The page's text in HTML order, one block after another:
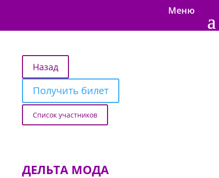
Меню
Получить билет
Список участников
ДЕЛЬТА МОДА